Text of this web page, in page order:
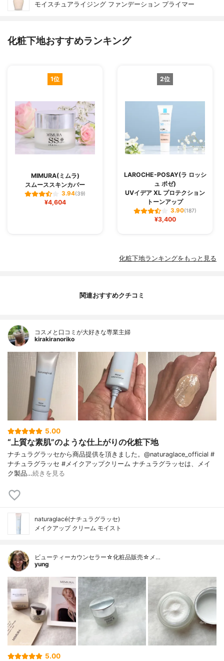
モイスチュアライジング ファンデーション プライマー
化粧下地おすすめランキング
1位
MIMURA(ミムラ)
スムーススキンカバー
3.94(39)
¥4,604
2位
LAROCHE-POSAY(ラ ロッシ
ュ ポゼ)
UVイデア XL プロテクション
トーンアップ
3.90(187)
¥3,400
化粧下地ランキングをもっと見る
関連おすすめクチコミ
コスメと口コミが大好きな専業主婦
kirakiranoriko
5.00
“上質な素肌”のような仕上がりの化粧下地
ナチュラグラッセから商品提供を頂きました。@naturaglace_official #
ナチュラグラッセ #メイクアップクリーム ナチュラグラッセは、メイ
ク製品…続きを見る
naturaglacé(ナチュラグラッセ)
メイクアップ クリーム モイスト
ビューティーカウンセラー☆化粧品販売☆メ…
yung
5.00